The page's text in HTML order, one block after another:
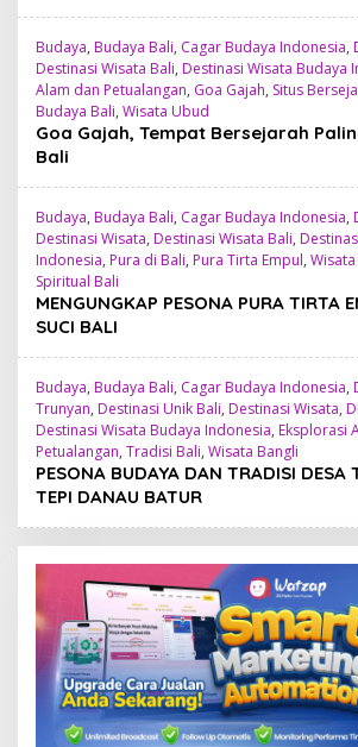
Budaya, Budaya Bali, Cagar Budaya Indonesia,
Destinasi Wisata Bali, Destinasi Wisata Budaya
Alam dan Petualangan, Goa Gajah, Situs
Budaya Bali, Wisata Ubud
Goa Gajah, Tempat Bersejarah
Bali
Budaya, Budaya Bali, Cagar Budaya Indonesia,
Destinasi Wisata, Destinasi Wisata Bali,
Indonesia, Pura di Bali, Pura Tirta Empul,
Spiritual Bali
MENGUNGKAP PESONA PURA TIRTA
SUCI BALI
Budaya, Budaya Bali, Cagar Budaya Indonesia,
Trunyan, Destinasi Unik Bali, Destinasi Wisata,
Destinasi Wisata Budaya Indonesia, Eksplorasi
Petualangan, Tradisi Bali, Wisata Bangli
PESONA BUDAYA DAN TRADISI DESA
TEPI DANAU BATUR